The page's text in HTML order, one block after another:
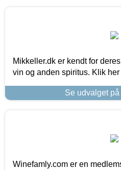
Mikkeller.dk er kendt for
vin og anden spiritus. Klik
Se udvalget
Winefamly.com er en